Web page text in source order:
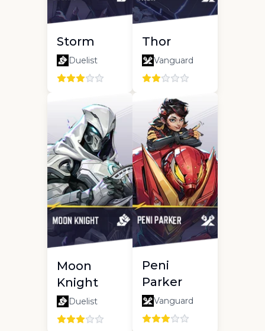
Storm
Duelist
Thor
Vanguard
Moon
Knight
Duelist
Peni
Parker
Vanguard